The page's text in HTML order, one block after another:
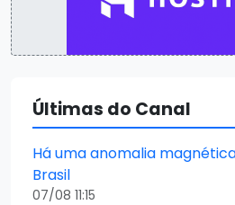
Últimas do Canal
Há uma anomalia
Brasil
07/08 11:15